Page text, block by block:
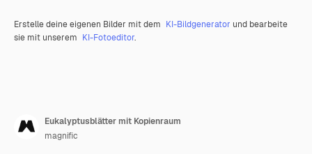
Erstelle deine eigenen Bilder mit dem KI-Bildgenerator und bearbeite
sie mit unserem KI-Fotoeditor.
Eukalyptusblätter mit Kopienraum
magnific